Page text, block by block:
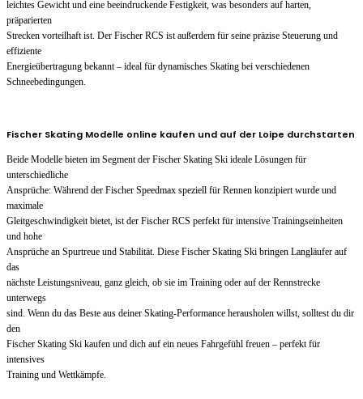
leichtes Gewicht und eine beeindruckende Festigkeit, was besonders auf harten,
präparierten
Strecken vorteilhaft ist. Der Fischer RCS ist außerdem für seine präzise Steuerung und
effiziente
Energieübertragung bekannt – ideal für dynamisches Skating bei verschiedenen
Schneebedingungen.
Fischer Skating Modelle online kaufen und auf der Loipe durchstarten
Beide Modelle bieten im Segment der Fischer Skating Ski ideale Lösungen für
unterschiedliche
Ansprüche: Während der Fischer Speedmax speziell für Rennen konzipiert wurde und
maximale
Gleitgeschwindigkeit bietet, ist der Fischer RCS perfekt für intensive Trainingseinheiten
und hohe
Ansprüche an Spurtreue und Stabilität. Diese Fischer Skating Ski bringen Langläufer auf
das
nächste Leistungsniveau, ganz gleich, ob sie im Training oder auf der Rennstrecke
unterwegs
sind. Wenn du das Beste aus deiner Skating-Performance herausholen willst, solltest du dir
den
Fischer Skating Ski kaufen und dich auf ein neues Fahrgefühl freuen – perfekt für
intensives
Training und Wettkämpfe.